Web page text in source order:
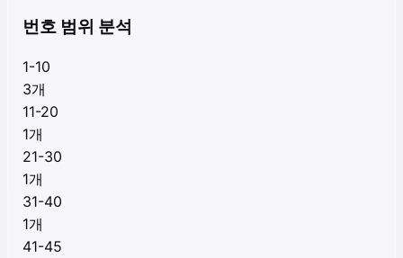
번호 범위 분석
1-10
3개
11-20
1개
21-30
1개
31-40
1개
41-45